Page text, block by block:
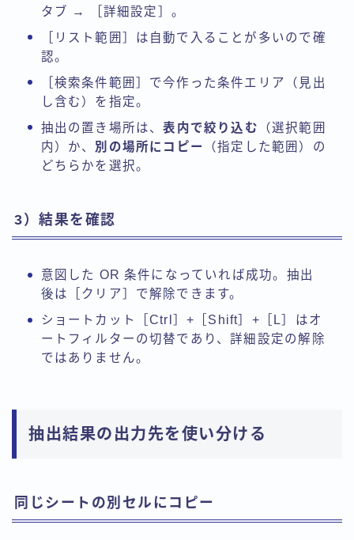
タブ → ［詳細設定］。
［リスト範囲］は自動で入ることが多いので確
認。
［検索条件範囲］で今作った条件エリア（見出
し含む）を指定。
抽出の置き場所は、表内で絞り込む
（選択範囲
内）か、 別の場所にコピー
（指定した範囲）の
どちらかを選択。
3）結果を確認
意図した OR 条件になっていれば成功。抽出
後は［クリア］で解除できます。
ショートカット［Ctrl］+［Shift］+［L］はオ
ートフィルターの切替であり、詳細設定の解除
ではありません。
抽出結果の出力先を使い分ける
同じシートの別セルにコピー